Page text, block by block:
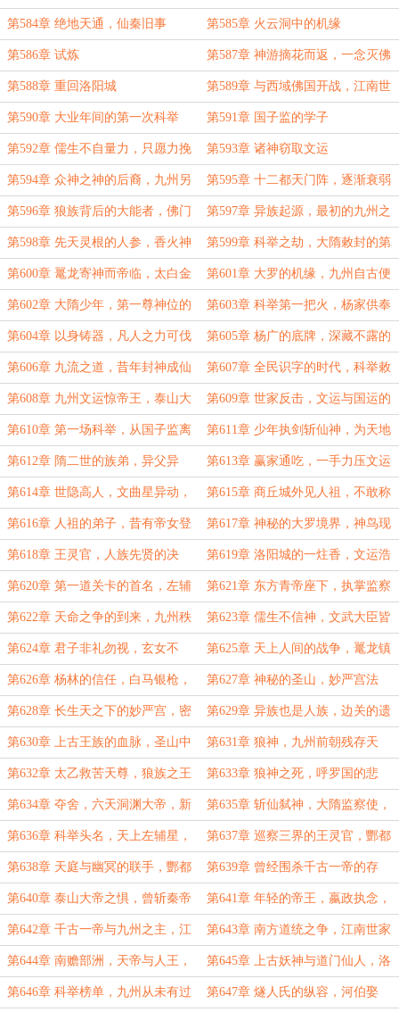
第584章 绝地天通，仙秦旧事 第585章 火云洞中的机缘
第586章 试炼 第587章 神游摘花而返，一念灭佛
而归！
第588章 重回洛阳城 第589章 与西域佛国开战，江南世
家的底蕴
第590章 大业年间的第一次科举 第591章 国子监的学子
第592章 儒生不自量力，只愿力挽
天倾
第593章 诸神窃取文运
第594章 众神之神的后裔，九州另
一支正统
第595章 十二都天门阵，逐渐衰弱
的边关长城
第596章 狼族背后的大能者，佛门
与圣山
第597章 异族起源，最初的九州之
争
第598章 先天灵根的人参，香火神
祇末路
第599章 科举之劫，大隋敕封的第
一尊神祇
第600章 鼍龙寄神而帝临，太白金
星道三界事
第601章 大罗的机缘，九州自古便
存在
第602章 大隋少年，第一尊神位的
诞生
第603章 科举第一把火，杨家供奉
的神祇！
第604章 以身铸器，凡人之力可伐
仙神，边关急报！
第605章 杨广的底牌，深藏不露的
老祭酒，科举舞弊？
第606章 九流之道，昔年封神成仙
者，南方的异动
第607章 全民识字的时代，科举敕
封，第二个宇文成都！
第608章 九州文运惊帝王，泰山大
帝的震惊
第609章 世家反击，文运与国运的
对抗，玄仙之上的存在！
第610章 第一场科举，从国子监离
开的学子，左辅星！
第611章 少年执剑斩仙神，为天地
立心，为往圣继绝学！
第612章 隋二世的族弟，异父异
母，科举的三道关卡！
第613章 赢家通吃，一手力压文运
长河，仙神也为之震撼的力量！
第614章 世隐高人，文曲星异动，
商丘城外有帝师！
第615章 商丘城外见人祖，不敢称
帝师，只因曾失败！
第616章 人祖的弟子，昔有帝女登
天，一剑斩落九重天门！
第617章 神秘的大罗境界，神鸟现
世，火海将熄，人祖将逝！
第618章 王灵官，人族先贤的决
定，等待始皇帝归来的女子！
第619章 洛阳城的一炷香，文运浩
瀚，大禹曾镇龙宫！
第620章 第一道关卡的首名，左辅
星的强大，已非凡人而为神！
第621章 东方青帝座下，执掌监察
与文运的神祇，隋帝敕封！
第622章 天命之争的到来，九州秩
序破碎，三界动容！
第623章 儒生不信神，文武大臣皆
可敕封，一剑斩神祇！
第624章 君子非礼勿视，玄女不
死，大隋鼍龙之尊！
第625章 天上人间的战争，鼍龙镇
世，瑶池王母与九州之主
第626章 杨林的信任，白马银枪，
大隋年轻一辈将领！
第627章 神秘的圣山，妙严宫法
旨，长生大帝的后手！
第628章 长生天之下的妙严宫，密
宗大阵，佛陀的忧虑
第629章 异族也是人族，边关的遗
泽，昔日上古之战！
第630章 上古王族的血脉，圣山中
遇故人，呼罗国将亡！
第631章 狼神，九州前朝残存天
命，圣山的背叛！
第632章 太乙救苦天尊，狼族之王
的气运，人主之象！
第633章 狼神之死，呼罗国的悲
曲，九州之中的鬼运！
第634章 夺舍，六天洞渊大帝，新
的帝星降临，隋二世命数！
第635章 斩仙弑神，大隋监察使，
文运眷顾之人！
第636章 科举头名，天上左辅星，
天帝真正的落子！
第637章 巡察三界的王灵官，酆都
大帝到来，天帝的忌惮！
第638章 天庭与幽冥的联手，酆都
城中变故，七十二阴司之主！
第639章 曾经围杀千古一帝的存
在，幽冥之中的真正主宰！
第640章 泰山大帝之惧，曾斩秦帝
一身，燧人氏见嬴政
第641章 年轻的帝王，嬴政执念，
人族命运兴衰之地
第642章 千古一帝与九州之主，江
南动乱，普陀山来人
第643章 南方道统之争，江南世家
的隐秘，天喜星之主！
第644章 南赡部洲，天帝与人王，
昔年陨落的妖神！
第645章 上古妖神与道门仙人，洛
阳宫中谈文运，杨广的沉默
第646章 科举榜单，九州从未有过 第647章 燧人氏的纵容，河伯娶